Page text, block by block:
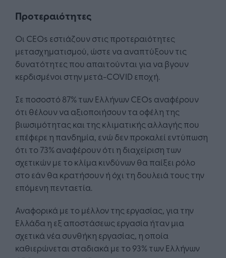
Προτεραιότητες
Οι CEOs εστιάζουν στις προτεραιότητες
μετασχηματισμού, ώστε να αναπτύξουν τις
δυνατότητες που απαιτούνται για να βγουν
κερδισμένοι στην μετά-COVID εποχή.
Σε ποσοστό 87% των Ελλήνων CEOs αναφέρουν
ότι θέλουν να αξιοποιήσουν τα οφέλη της
βιωσιμότητας και της κλιματικής αλλαγής που
επέφερε η πανδημία, ενώ δεν προκαλεί εντύπωση
ότι το 73% αναφέρουν ότι η διαχείριση των
σχετικών με το κλίμα κινδύνων θα παίξει ρόλο
στο εάν θα κρατήσουν ή όχι τη δουλειά τους την
επόμενη πενταετία.
Αναφορικά με το μέλλον της εργασίας, για την
Ελλάδα η εξ αποστάσεως εργασία ήταν μια
σχετικά νέα συνθήκη εργασίας, η οποία
καθιερώνεται σταδιακά με το 93% των Ελλήνων